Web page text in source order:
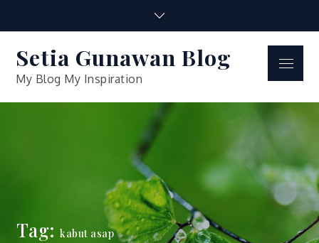
Setia Gunawan Blog
My Blog My Inspiration
Menu
Tag: kabut asap